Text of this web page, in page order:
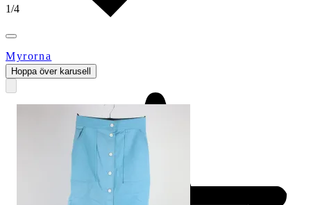
1/4
Myrorna
Hoppa över karusell